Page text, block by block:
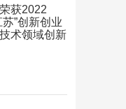
获2022
”创新创业
术领域创新